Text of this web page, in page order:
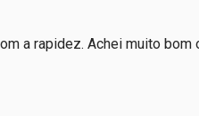
a rapidez. Achei muito